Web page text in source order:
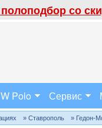
со
Polo Сервис
» Ставрополь » Гедон-